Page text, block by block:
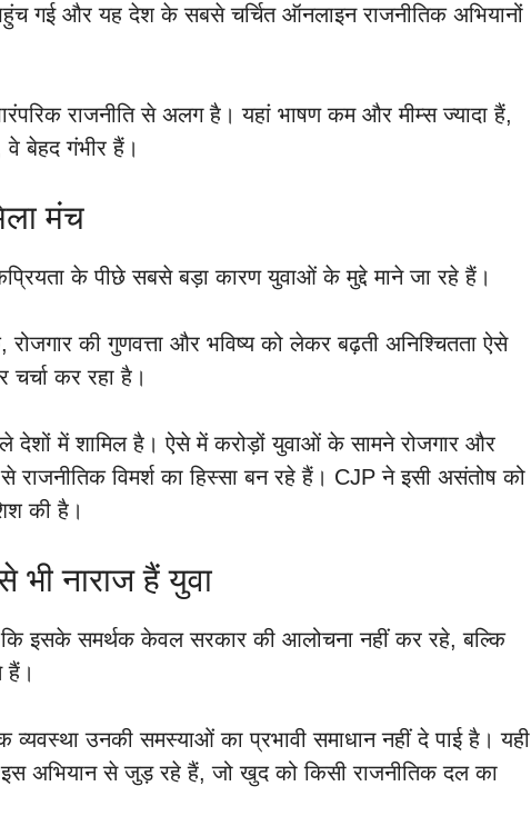
गई और यह देश के सबसे चर्चित ऑनलाइन राजनीतिक अभियानों
राजनीति से अलग है। यहां भाषण कम और मीम्स ज्यादा हैं,
वे बेहद गंभीर हैं।
मंच
के पीछे सबसे बड़ा कारण युवाओं के मुद्दे माने जा रहे हैं।
रोजगार की गुणवत्ता और भविष्य को लेकर बढ़ती अनिश्चितता ऐसे
चर्चा कर रहा है।
देशों में शामिल है। ऐसे में करोड़ों युवाओं के सामने रोजगार और
विमर्श का हिस्सा बन रहे हैं। CJP ने इसी असंतोष को
की है।
भी नाराज हैं युवा
इसके समर्थक केवल सरकार की आलोचना नहीं कर रहे, बल्कि
हैं।
व्यवस्था उनकी समस्याओं का प्रभावी समाधान नहीं दे पाई है। यही
अभियान से जुड़ रहे हैं, जो खुद को किसी राजनीतिक दल का